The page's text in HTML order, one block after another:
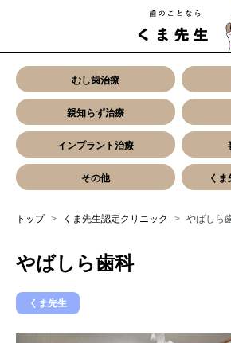
むし歯治療
親知らず治療
インプラント治療
その他 く
トップ くま先生認定クリニック やばしら
やばしら歯科
くま先生